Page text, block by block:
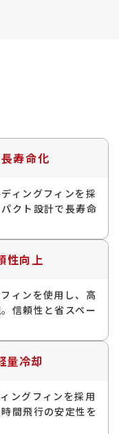
寿命化
ィングフィンを採
クト設計で長寿命
性向上
ィンを使用し、高
信頼性と省スペー
量冷却
ングフィンを採用
間飛行の安定性を